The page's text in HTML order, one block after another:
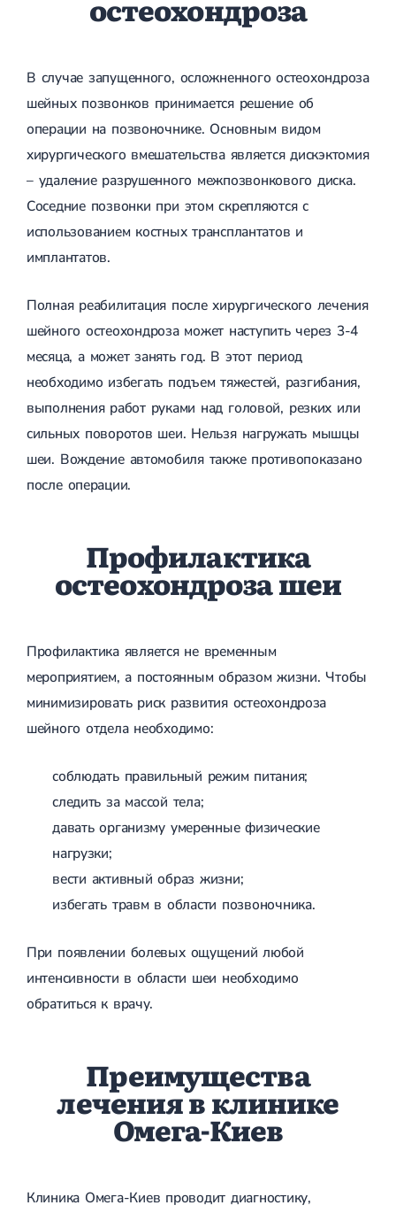
остеохондроза
В случае запущенного, осложненного остеохондроза
шейных позвонков принимается решение об
операции на позвоночнике. Основным видом
хирургического вмешательства является дискэктомия
– удаление разрушенного межпозвонкового диска.
Соседние позвонки при этом скрепляются с
использованием костных трансплантатов и
имплантатов.
Полная реабилитация после хирургического лечения
шейного остеохондроза может наступить через 3-4
месяца, а может занять год. В этот период
необходимо избегать подъем тяжестей, разгибания,
выполнения работ руками над головой, резких или
сильных поворотов шеи. Нельзя нагружать мышцы
шеи. Вождение автомобиля также противопоказано
после операции.
Профилактика
остеохондроза шеи
Профилактика является не временным
мероприятием, а постоянным образом жизни. Чтобы
минимизировать риск развития остеохондроза
шейного отдела необходимо:
соблюдать правильный режим питания;
следить за массой тела;
давать организму умеренные физические
нагрузки;
вести активный образ жизни;
избегать травм в области позвоночника.
При появлении болевых ощущений любой
интенсивности в области шеи необходимо
обратиться к врачу.
Преимущества
лечения в клинике
Омега-Киев
Клиника Омега-Киев проводит диагностику,